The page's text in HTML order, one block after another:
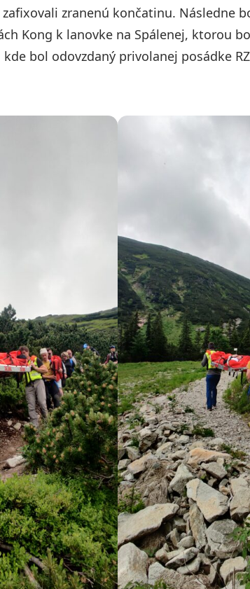
zranenú končatinu. Následne
Kong k lanovke na Spálenej, ktorou
bol odovzdaný privolanej posádke